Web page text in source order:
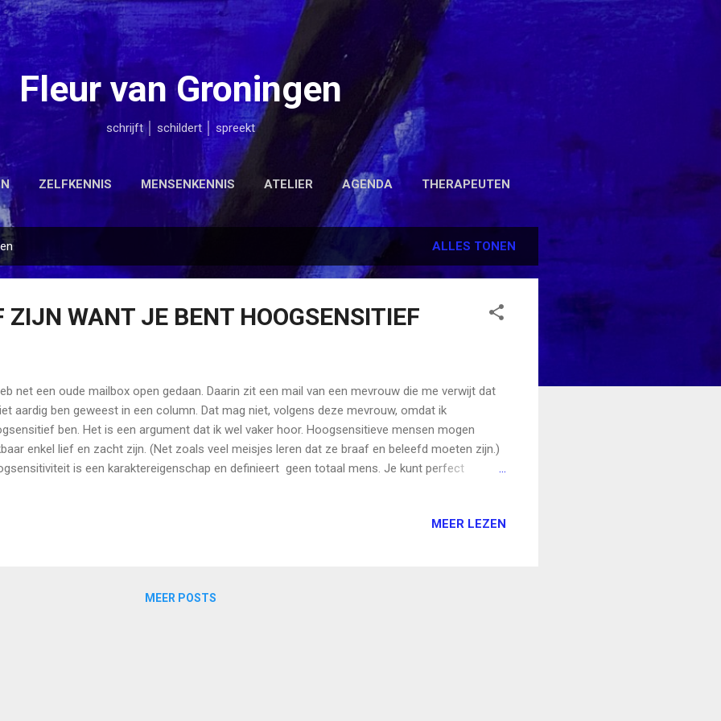
Doorgaan naar hoofdcontent
Fleur van Groningen
schrijft │ schildert │ spreekt
ZELFKENNIS MENSENKENNIS ATELIER AGENDA THERAPEUTEN
ALLES TONEN
ZIJN WANT JE BENT HOOGSENSITIEF
net een oude mailbox open gedaan. Daarin zit een mail van een mevrouw die me verwijt dat
aardig ben geweest in een column. Dat mag niet, volgens deze mevrouw, omdat ik
ben. Het is een argument dat ik wel vaker hoor. Hoogsensitieve mensen mogen
enkel lief en zacht zijn. (Net zoals veel meisjes leren dat ze braaf en beleefd moeten zijn.)
is een karaktereigenschap en definieert geen totaal mens. Je kunt perfect
watje. Hoogsensitief zijn betekent dat je andere hersenen hebt: wanneer je informatieMEER LEZEN
MEER POSTS